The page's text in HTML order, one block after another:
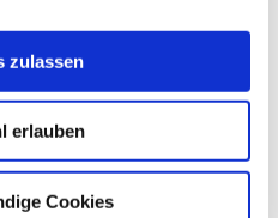
zulassen
erlauben
Cookies
km
Aufstieg